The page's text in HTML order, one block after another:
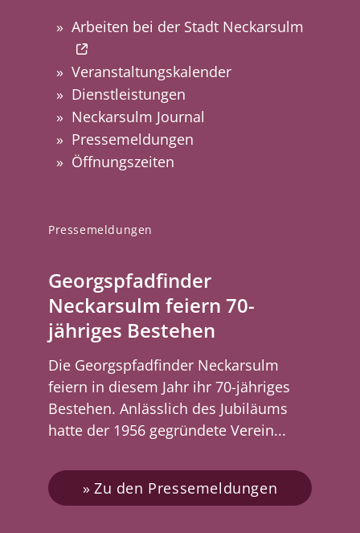
Pressemeldungen
Georgspfadfinder
Neckarsulm feiern 70-
jähriges Bestehen
Die Georgspfadfinder Neckarsulm
feiern in diesem Jahr ihr 70-jähriges
Bestehen. Anlässlich des Jubiläums
hatte der 1956 gegründete Verein...
Zu den Pressemeldungen
Arbeiten bei der Stadt Neckarsulm
Veranstaltungskalender
Dienstleistungen
Neckarsulm Journal
Pressemeldungen
Öffnungszeiten